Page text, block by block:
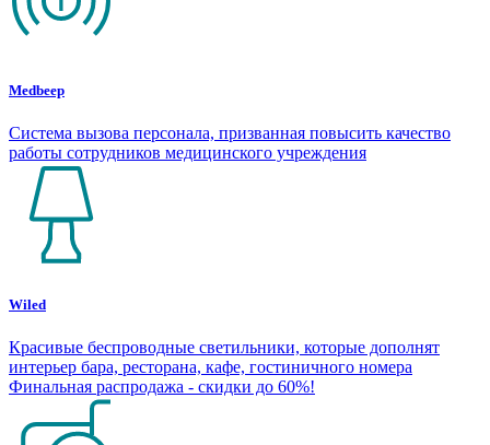
Medbeep
Система вызова персонала, призванная повысить качество
работы сотрудников медицинского учреждения
Wiled
Красивые беспроводные светильники, которые дополнят
интерьер бара, ресторана, кафе, гостиничного номера
Финальная распродажа - скидки до 60%!